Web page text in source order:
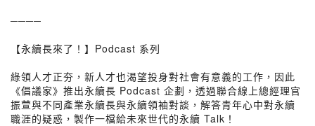
────
【永續長來了！】Podcast 系列
綠領人才正夯，新人才也渴望投身對社會有意義的工作，因此
《倡議家》推出永續長 Podcast 企劃，透過聯合線上總經理官
振萱與不同產業永續長與永續領袖對談，解答青年心中對永續
職涯的疑惑，製作一檔給未來世代的永續 Talk！